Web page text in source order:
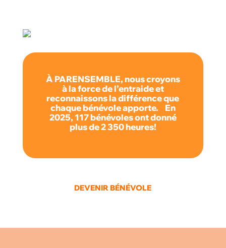
À PARENSEMBLE, nous croyons
à la force de l’entraide et
reconnaissons la différence que
chaque bénévole apporte. En
2025, 117 bénévoles ont donné
plus de 2 350 heures!
DEVENIR BÉNÉVOLE